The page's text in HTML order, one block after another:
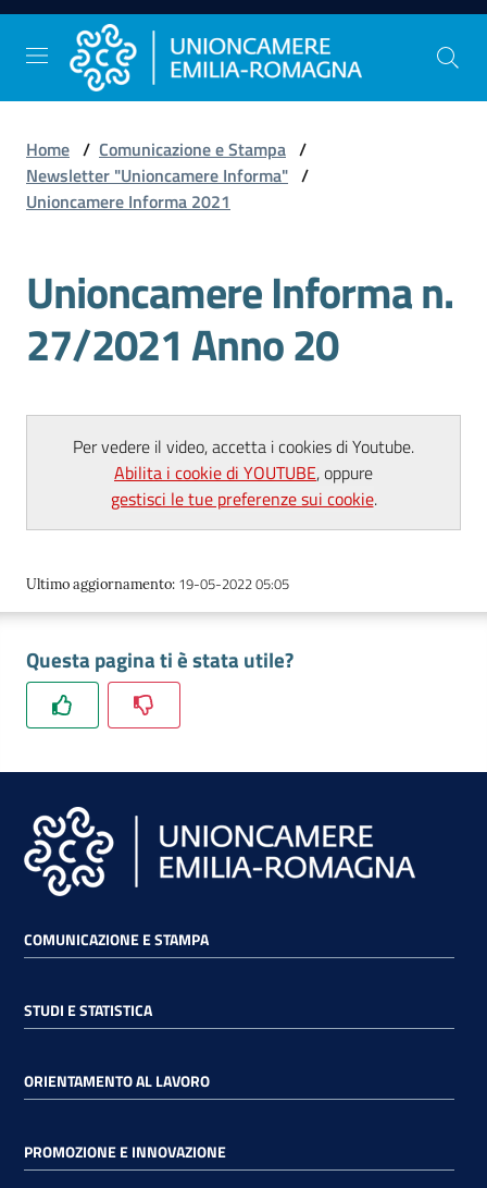
Vai al contenuto
Vai alla navigazione
Vai al footer
Comunicazione
e
Studi
e
Statistica
Orientamento
Promozione
e
Internazionalizzazione
Chi
siamo
RSS
su
Home / Comunicazione e Stampa /
Newsletter "Unioncamere Informa" /
Unioncamere Informa 2021
Unioncamere Informa n.
27/2021 Anno 20
Per vedere il video, accetta i cookies di Youtube.
Abilita i cookie di YOUTUBE, oppure
gestisci le tue preferenze sui cookie.
Ultimo aggiornamento: 19-05-2022 05:05
Questa pagina ti è stata utile?
COMUNICAZIONE E STAMPA
STUDI E STATISTICA
ORIENTAMENTO AL LAVORO
PROMOZIONE E INNOVAZIONE